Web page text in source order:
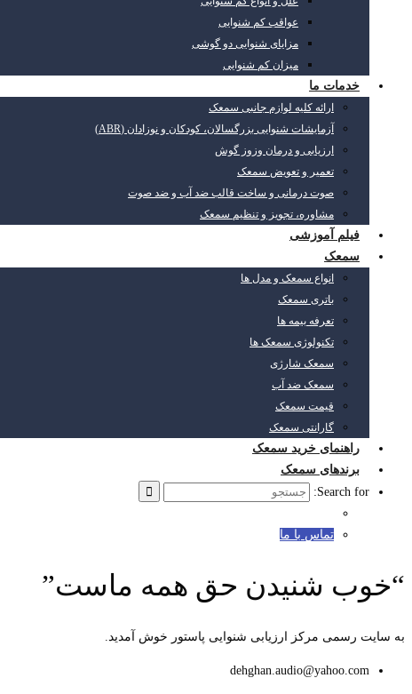
عواقب کم شنوایی
مزایای شنوایی دو گوشی
میزان کم شنوایی
خدمات ما
ارائه کلیه لوازم جانبی سمعک
آزمایشات شنوایی بزرگسالان، کودکان و نوزادان (ABR)
ارزیابی و درمان وزوز گوش
تعمیر و تعویض سمعک
صوت درمانی و ساخت قالب ضد آب و ضد صوت
مشاوره، تجویز و تنظیم سمعک
فیلم آموزشی
سمعک
انواع سمعک و مدل ها
باتری سمعک
تعرفه بیمه ها
تکنولوژی سمعک ها
سمعک شارژی
سمعک ضد آب
قیمت سمعک
گارانتی سمعک
راهنمای خرید سمعک
برندهای سمعک
Search for:
تماس با ما
“خوب شنیدن حق همه ماست”
به سایت رسمی مرکز ارزیابی شنوایی پاستور خوش آمدید.
dehghan.audio@yahoo.com